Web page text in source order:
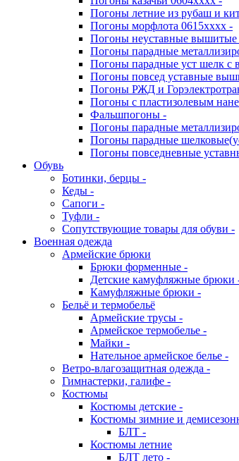
Погоны летние из рубаш и
Погоны морфлота 0615хххх -
Погоны неуставные вышитые
Погоны парадные
Погоны парадные уст шелк с
Погоны повсед уставные
Погоны РЖД и
Погоны с пластизолевым
Фальшпогоны -
Погоны парадные
Погоны парадные
Погоны повседневные
Обувь
Ботинки, берцы -
Кеды -
Сапоги -
Туфли -
Сопутствующие товары для обуви -
Военная одежда
Армейские брюки
Брюки форменные -
Детские камуфляжные брюки
Камуфляжные брюки -
Бельё и термобельё
Армейские трусы -
Армейское термобелье -
Майки -
Нательное армейское белье -
Ветро-влагозащитная одежда -
Гимнастерки, галифе -
Костюмы
Костюмы детские -
Костюмы зимние и
БЛТ -
Костюмы летние
БЛТ лето -